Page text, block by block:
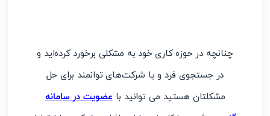
چنانچه در حوزه کاری خود به مشکلی برخورد کرده‌اید و
در جستجوی فرد و یا شرکت‌های توانمند برای حل
مشکلتان هستید می توانید باعضویت در سامانه